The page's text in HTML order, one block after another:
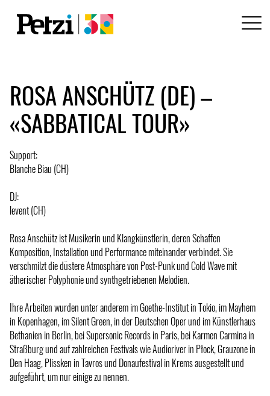
ROSA ANSCHÜTZ (DE) –
«SABBATICAL TOUR»
Support:
Blanche Biau (CH)
DJ:
levent (CH)
Rosa Anschütz ist Musikerin und Klangkünstlerin, deren Schaffen
Komposition, Installation und Performance miteinander verbindet. Sie
verschmilzt die düstere Atmosphäre von Post-Punk und Cold Wave mit
ätherischer Polyphonie und synthgetriebenen Melodien.
Ihre Arbeiten wurden unter anderem im Goethe-Institut in Tokio, im Mayhem
in Kopenhagen, im Silent Green, in der Deutschen Oper und im Künstlerhaus
Bethanien in Berlin, bei Supersonic Records in Paris, bei Karmen Carmina in
Straßburg und auf zahlreichen Festivals wie Audioriver in Płock, Grauzone in
Den Haag, Plissken in Tavros und Donaufestival in Krems ausgestellt und
aufgeführt, um nur einige zu nennen.